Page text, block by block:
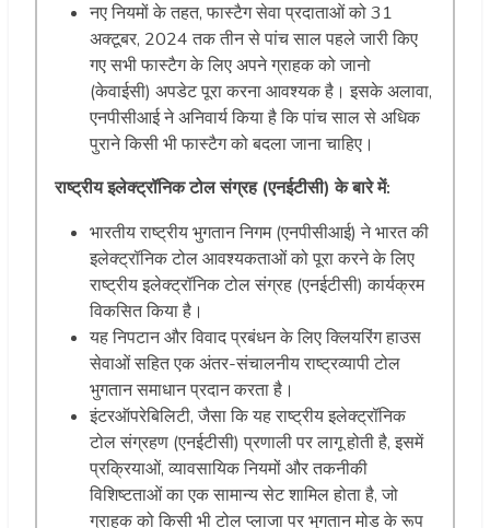
नए नियमों के तहत, फास्टैग सेवा प्रदाताओं को 31
अक्टूबर, 2024 तक तीन से पांच साल पहले जारी किए
गए सभी फास्टैग के लिए अपने ग्राहक को जानो
(केवाईसी) अपडेट पूरा करना आवश्यक है। इसके अलावा,
एनपीसीआई ने अनिवार्य किया है कि पांच साल से अधिक
पुराने किसी भी फास्टैग को बदला जाना चाहिए।
राष्ट्रीय इलेक्ट्रॉनिक टोल संग्रह (एनईटीसी) के बारे में:
भारतीय राष्ट्रीय भुगतान निगम (एनपीसीआई) ने भारत की
इलेक्ट्रॉनिक टोल आवश्यकताओं को पूरा करने के लिए
राष्ट्रीय इलेक्ट्रॉनिक टोल संग्रह (एनईटीसी) कार्यक्रम
विकसित किया है।
यह निपटान और विवाद प्रबंधन के लिए क्लियरिंग हाउस
सेवाओं सहित एक अंतर-संचालनीय राष्ट्रव्यापी टोल
भुगतान समाधान प्रदान करता है।
इंटरऑपरेबिलिटी, जैसा कि यह राष्ट्रीय इलेक्ट्रॉनिक
टोल संग्रहण (एनईटीसी) प्रणाली पर लागू होती है, इसमें
प्रक्रियाओं, व्यावसायिक नियमों और तकनीकी
विशिष्टताओं का एक सामान्य सेट शामिल होता है, जो
ग्राहक को किसी भी टोल प्लाजा पर भुगतान मोड के रूप